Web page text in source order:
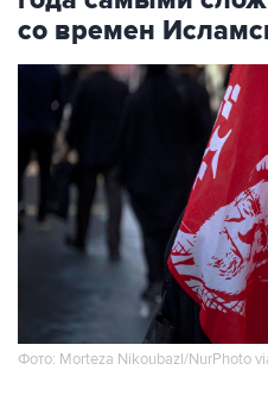
Фото: Morteza Nikoubazl/NurPhoto
Москва. 6 августа.